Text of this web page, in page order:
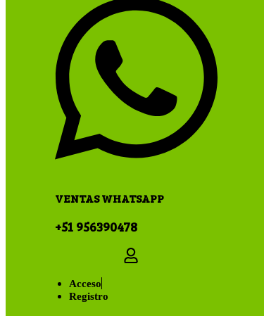
VENTAS WHATSAPP
+51 956390478
Acceso
Registro